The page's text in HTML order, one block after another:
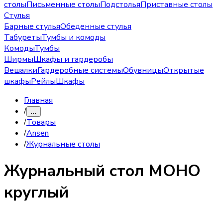
столыПисьменные столыПодстольяПриставные столы
Стулья
Барные стульяОбеденные стулья
ТабуретыТумбы и комоды
КомодыТумбы
ШирмыШкафы и гардеробы
ВешалкиГардеробные системыОбувницыОткрытые
шкафыРейлыШкафы
Главная
/ …
/Товары
/Ansen
/Журнальные столы
Журнальный стол МОНО
круглый